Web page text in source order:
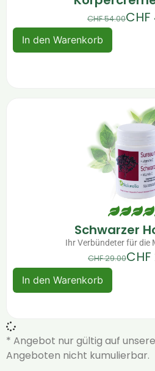
CHF54.00CHF
In den Warenkorb
Schwarzer
Ihr Verbündeter für die
CHF29.00CHF
In den Warenkorb
* Angebot nur gültig auf
Angeboten nicht kumulierbar.